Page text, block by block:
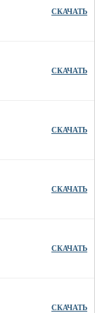
СКАЧАТЬ
СКАЧАТЬ
СКАЧАТЬ
СКАЧАТЬ
СКАЧАТЬ
СКАЧАТЬ